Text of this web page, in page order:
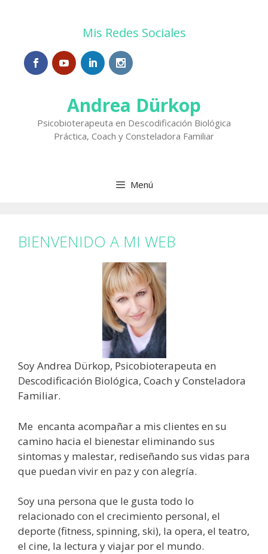
Mis Redes Sociales
Andrea Dürkop
Psicobioterapeuta en Descodificación Biológica
Práctica, Coach y Consteladora Familiar
Menú
BIENVENIDO A MI WEB
Soy Andrea Dürkop, Psicobioterapeuta en
Descodificación Biológica, Coach y Consteladora
Familiar.
Me encanta acompañar a mis clientes en su
camino hacia el bienestar eliminando sus
sintomas y malestar, rediseñando sus vidas para
que puedan vivir en paz y con alegría.
Soy una persona que le gusta todo lo
relacionado con el crecimiento personal, el
deporte (fitness, spinning, ski), la opera, el teatro,
el cine, la lectura y viajar por el mundo.